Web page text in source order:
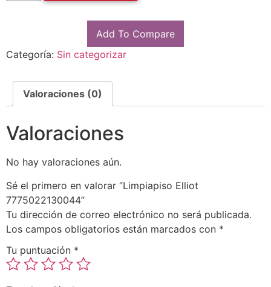
Add To Compare
Categoría: Sin categorizar
Valoraciones (0)
Valoraciones
No hay valoraciones aún.
Sé el primero en valorar “Limpiapiso Elliot
7775022130044”
Tu dirección de correo electrónico no será publicada.
Los campos obligatorios están marcados con *
Tu puntuación *